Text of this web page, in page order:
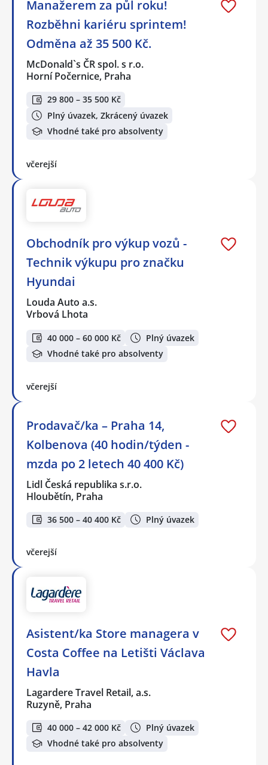
Manažerem za půl roku!
Rozběhni kariéru sprintem!
Odměna až 35 500 Kč.
McDonald`s ČR spol. s r.o.
Horní Počernice, Praha
29 800 – 35 500 Kč
Plný úvazek, Zkrácený úvazek
Vhodné také pro absolventy
včerejší
Obchodník pro výkup vozů -
Technik výkupu pro značku
Hyundai
Louda Auto a.s.
Vrbová Lhota
40 000 – 60 000 Kč
Plný úvazek
Vhodné také pro absolventy
včerejší
Prodavač/ka – Praha 14,
Kolbenova (40 hodin/týden -
mzda po 2 letech 40 400 Kč)
Lidl Česká republika s.r.o.
Hloubětín, Praha
36 500 – 40 400 Kč Plný úvazek
včerejší
Asistent/ka Store managera v
Costa Coffee na Letišti Václava
Havla
Lagardere Travel Retail, a.s.
Ruzyně, Praha
40 000 – 42 000 Kč
Plný úvazek
Vhodné také pro absolventy